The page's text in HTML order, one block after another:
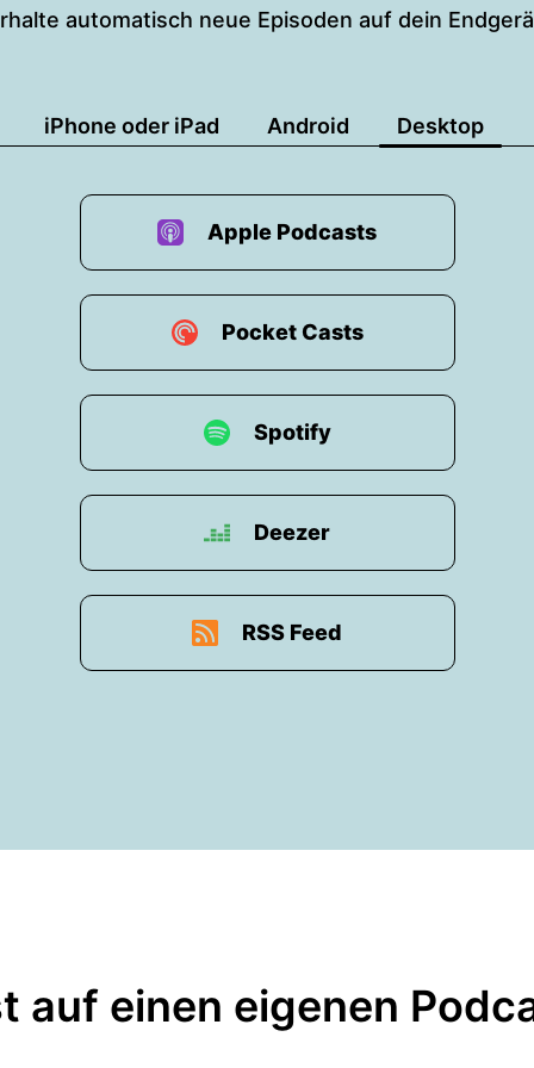
automatisch neue Episoden auf dein
iPhone oder iPad Android Desktop
Apple Podcasts
Pocket Casts
Spotify
Deezer
RSS Feed
auf einen eigenen